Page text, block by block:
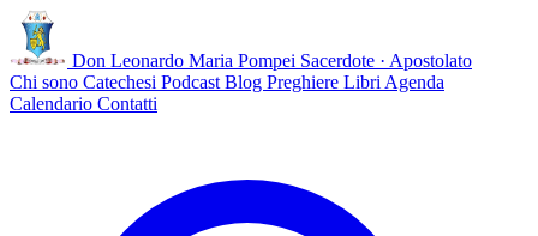
Don Leonardo Maria Pompei Sacerdote · Apostolato
Chi sono Catechesi Podcast Blog Preghiere Libri Agenda
Calendario Contatti